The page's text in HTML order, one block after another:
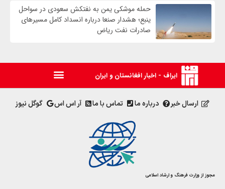
حمله موشکی یمن به نفتکش سعودی در سواحل
ینبع؛ هشدار صنعا درباره انسداد کامل مسیرهای
صادرات نفت ریاض
ایراف - اخبار افغانستان و ایران
ارسال خبر درباره ما تماس با ما آر اس اس گوگل نیوز
مجوز از وزارت فرهنگ و ارشاد اسلامی